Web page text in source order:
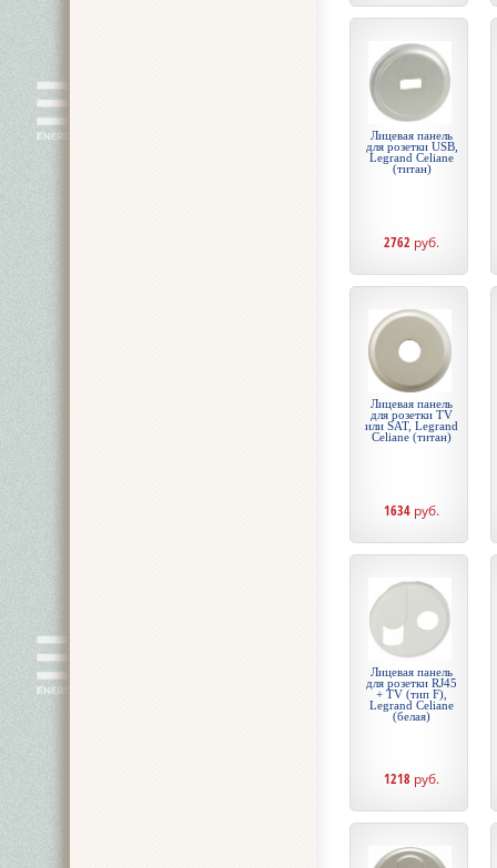
Лицевая панель
для розетки USB,
Legrand Celiane
(титан)
2762 руб.
Лицевая панель
для розетки TV
или SAT, Legrand
Celiane (титан)
1634 руб.
Лицевая панель
для розетки RJ45
+ TV (тип F),
Legrand Celiane
(белая)
1218 руб.